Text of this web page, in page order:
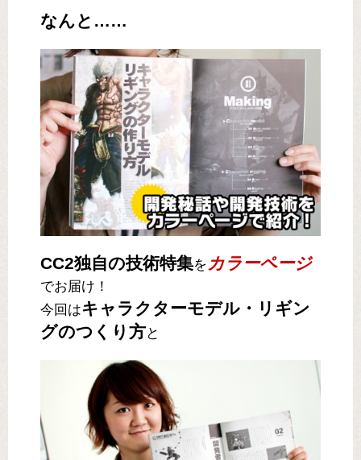
なんと……
CC2独自の技術特集をカラーページ
でお届け！
今回はキャラクターモデル・リギン
グのつくり方と